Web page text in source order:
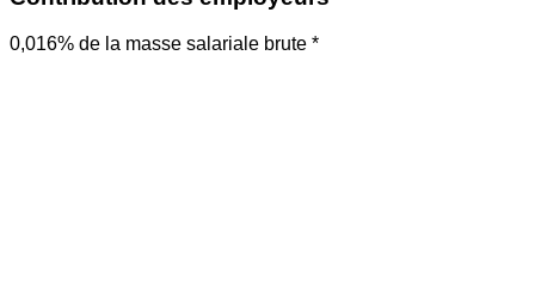
0,016% de la masse salariale brute *